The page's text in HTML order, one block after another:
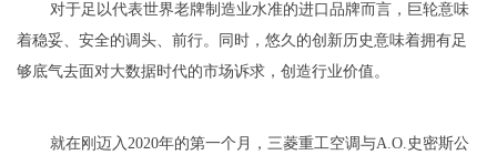
对于足以代表世界老牌制造业水准的进口品牌而言，巨轮意味
着稳妥、安全的调头、前行。同时，悠久的创新历史意味着拥有足
够底气去面对大数据时代的市场诉求，创造行业价值。
就在刚迈入2020年的第一个月，三菱重工空调与A.O.史密斯公